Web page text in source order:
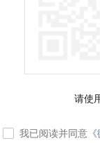
请使
我已阅读并同意